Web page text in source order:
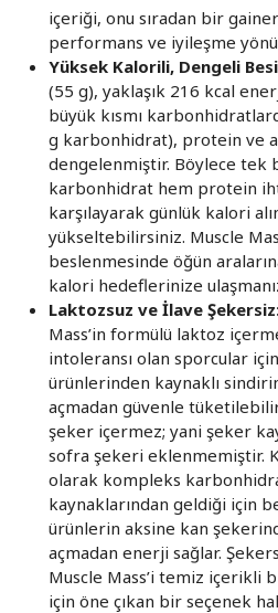
içeriği, onu sıradan bir
performans ve iyileşme
Yüksek Kalorili, Dengeli
(55 g), yaklaşık 216 kcal
büyük kısmı
g karbonhidrat), protein ve
dengelenmiştir. Böylece tek
karbonhidrat hem protein
karşılayarak günlük kalori
yükseltebilirsiniz. Muscle
beslenmesinde öğün
kalori hedeflerinize
Laktozsuz ve İlave
Mass’in formülü laktoz
intoleransı olan sporcular
ürünlerinden kaynaklı
açmadan güvenle
şeker içermez; yani şeker
sofra şekeri eklenmemiştir.
olarak kompleks
kaynaklarından geldiği için
ürünlerin aksine kan
açmadan enerji sağlar.
Muscle Mass’i temiz içerikli
için öne çıkan bir seçenek